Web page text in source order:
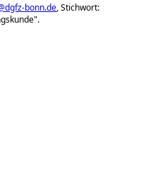
bonn.de, Stichwort:
.